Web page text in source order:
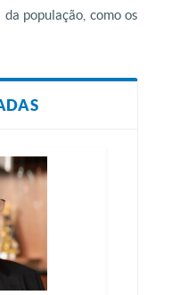
população, como os